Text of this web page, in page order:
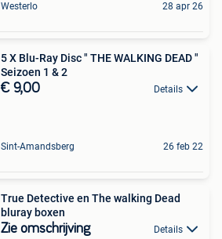
Westerlo 28 apr 26
5 X Blu-Ray Disc " THE WALKING DEAD "
Seizoen 1 & 2
€ 9,00 Details
Sint-Amandsberg 26 feb 22
True Detective en The walking Dead
bluray boxen
Zie omschrijving Details